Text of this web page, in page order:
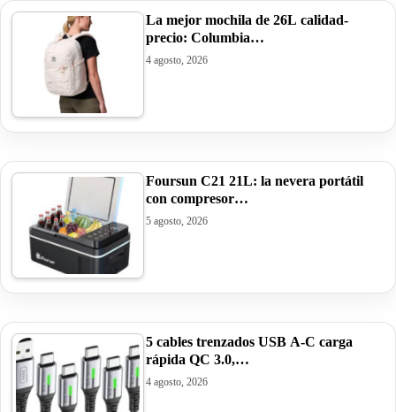
La mejor mochila de 26L calidad-
precio: Columbia…
4 agosto, 2026
Foursun C21 21L: la nevera portátil
con compresor…
5 agosto, 2026
5 cables trenzados USB A-C carga
rápida QC 3.0,…
4 agosto, 2026